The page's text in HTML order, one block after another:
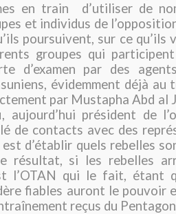
en train d’utiliser de
et individus de
poursuivent, sur ce qu’ils
groupes qui
d’examen par des
évidemment déjà au
par Mustapha Abd al
aujourd’hui président de
de contacts avec des
est d’établir quels rebelles
résultat, si les rebelles
l’OTAN qui le fait, étant
fiables auront le pouvoir
reçus du